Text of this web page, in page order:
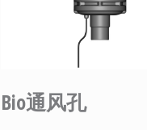
Bio通风孔